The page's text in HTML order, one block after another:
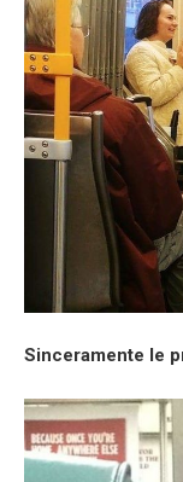
Sinceramente le